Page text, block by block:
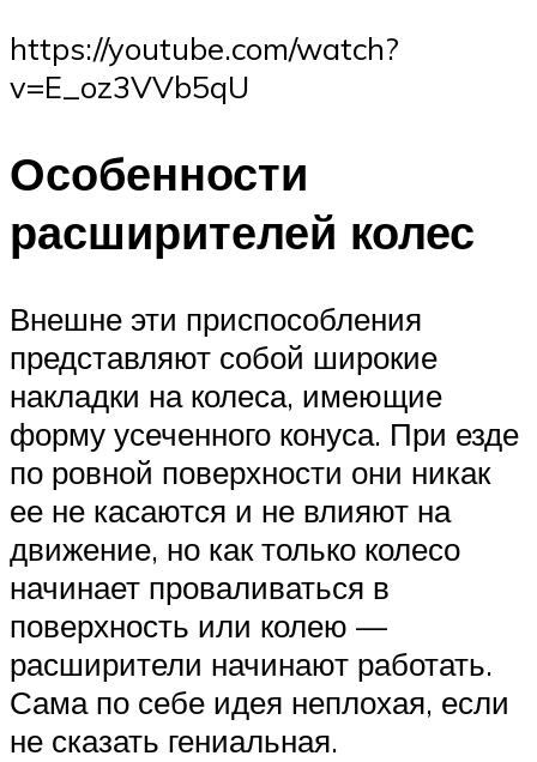
https://youtube.com/watch?
v=E_oz3VVb5qU
Особенности
расширителей колес
Внешне эти приспособления
представляют собой широкие
накладки на колеса, имеющие
форму усеченного конуса. При езде
по ровной поверхности они никак
ее не касаются и не влияют на
движение, но как только колесо
начинает проваливаться в
поверхность или колею —
расширители начинают работать.
Сама по себе идея неплохая, если
не сказать гениальная.